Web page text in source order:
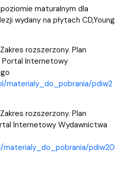
maturalnym dla
wydany na płytach CD,Young
rozszerzony. Plan
Portal Internetowy
/materialy_ do pobrania/pdiw2
rozszerzony. Plan
Internetowy Wydawnictwa
/materialy_ do pobrania/pdiw20